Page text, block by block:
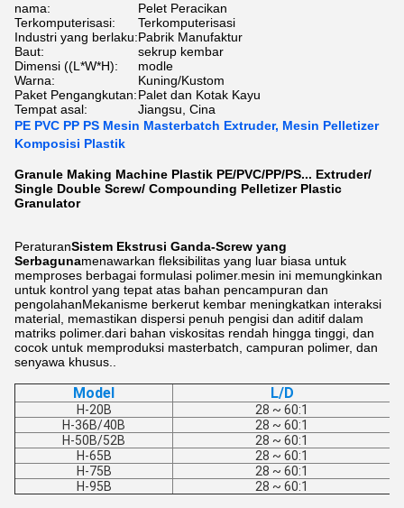
nama:
Pelet Peracikan
Terkomputerisasi:
Terkomputerisasi
Industri yang berlaku:Pabrik Manufaktur
Baut:
sekrup kembar
Dimensi ((L*W*H):
modle
Warna:
Kuning/Kustom
Paket Pengangkutan:Palet dan Kotak Kayu
Tempat asal:
Jiangsu, Cina
PE PVC PP PS Mesin Masterbatch Extruder, Mesin Pelletizer
Komposisi Plastik
Granule Making Machine Plastik PE/PVC/PP/PS... Extruder/
Single Double Screw/ Compounding Pelletizer Plastic
Granulator
PeraturanSistem Ekstrusi Ganda-Screw yang
Serbagunamenawarkan fleksibilitas yang luar biasa untuk
memproses berbagai formulasi polimer.mesin ini memungkinkan
untuk kontrol yang tepat atas bahan pencampuran dan
pengolahanMekanisme berkerut kembar meningkatkan interaksi
material, memastikan dispersi penuh pengisi dan aditif dalam
matriks polimer.dari bahan viskositas rendah hingga tinggi, dan
cocok untuk memproduksi masterbatch, campuran polimer, dan
senyawa khusus..
Model L/D
H-20B
28 ~ 60:1
H-36B/40B
28 ~ 60:1
H-50B/52B
28 ~ 60:1
H-65B
28 ~ 60:1
H-75B
28 ~ 60:1
H-95B
28 ~ 60:1